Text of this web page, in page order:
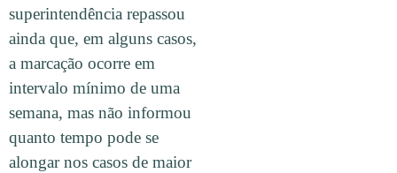
superintendência repassou
ainda que, em alguns casos,
a marcação ocorre em
intervalo mínimo de uma
semana, mas não informou
quanto tempo pode se
alongar nos casos de maior